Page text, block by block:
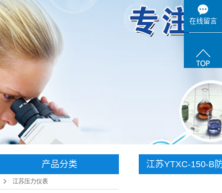
官
合作单位
产品分类
江苏压力仪表
江苏YTXC-150-B
在线留言